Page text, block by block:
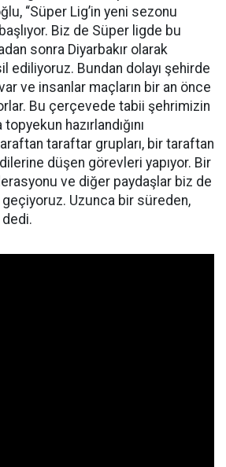
“Süper Lig’in yeni sezonu
Biz de Süper ligde bu
sonra Diyarbakır olarak
ediliyoruz. Bundan dolayı şehirde
ve insanlar maçların bir an önce
Bu çerçevede tabii şehrimizin
hazırlandığını
taraftar grupları, bir taraftan
düşen görevleri yapıyor. Bir
ve diğer paydaşlar biz de
Uzunca bir süreden,